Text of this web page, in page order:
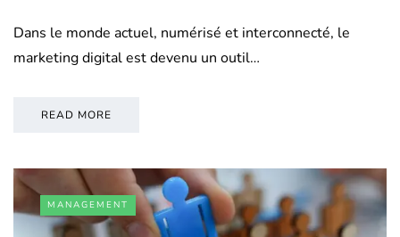
Dans le monde actuel, numérisé et interconnecté, le
marketing digital est devenu un outil…
READ MORE
MANAGEMENT